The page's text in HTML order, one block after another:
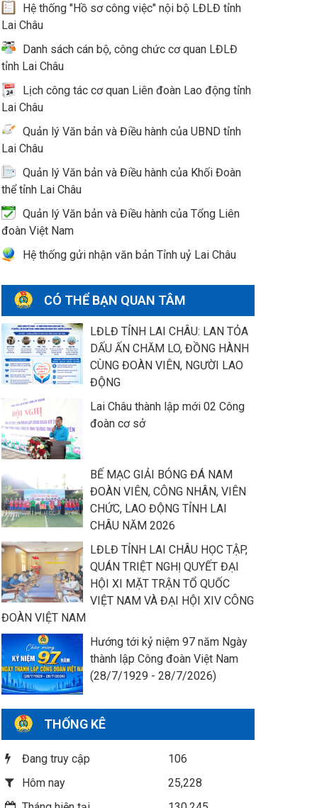
Hệ thống "Hồ sơ công việc" nội bộ LĐLĐ tỉnh
Lai Châu
Danh sách cán bộ, công chức cơ quan LĐLĐ
tỉnh Lai Châu
Lịch công tác cơ quan Liên đoàn Lao động tỉnh
Lai Châu
Quản lý Văn bản và Điều hành của UBND tỉnh
Lai Châu
Quản lý Văn bản và Điều hành của Khối Đoàn
thể tỉnh Lai Châu
Quản lý Văn bản và Điều hành của Tổng Liên
đoàn Việt Nam
Hệ thống gửi nhận văn bản Tỉnh uỷ Lai Châu
CÓ THỂ BẠN QUAN TÂM
LĐLĐ TỈNH LAI CHÂU: LAN TỎA
DẤU ẤN CHĂM LO, ĐỒNG HÀNH
CÙNG ĐOÀN VIÊN, NGƯỜI LAO
ĐỘNG
Lai Châu thành lập mới 02 Công
đoàn cơ sở
BẾ MẠC GIẢI BÓNG ĐÁ NAM
ĐOÀN VIÊN, CÔNG NHÂN, VIÊN
CHỨC, LAO ĐỘNG TỈNH LAI
CHÂU NĂM 2026
LĐLĐ TỈNH LAI CHÂU HỌC TẬP,
QUÁN TRIỆT NGHỊ QUYẾT ĐẠI
HỘI XI MẶT TRẬN TỔ QUỐC
VIỆT NAM VÀ ĐẠI HỘI XIV CÔNG
ĐOÀN VIỆT NAM
Hướng tới kỷ niệm 97 năm Ngày
thành lập Công đoàn Việt Nam
(28/7/1929 - 28/7/2026)
THỐNG KÊ
Đang truy cập
106
Hôm nay
25,228